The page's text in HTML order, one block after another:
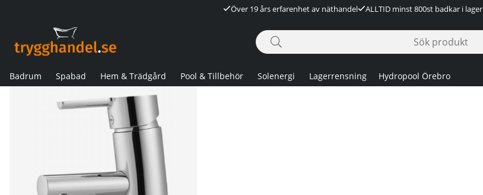
Över 19 års erfarenhet av näthandel ALLTID minst 800st badkar i lager
Badrum Spabad Hem & Trädgård Pool & Tillbehör Solenergi Lagerrensning Hydropool Örebro